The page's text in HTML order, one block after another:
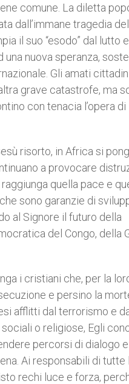
comune. La diletta
dall’immane tragedia del
il suo “esodo” dal lutto
una nuova speranza,
Gli amati
grave catastrofe, ma
con tenacia l’opera di
risorto, in Africa si
a provocare
quella pace e
sono garanzie di
al Signore il futuro della
del Congo, della
i cristiani che, per la
e persino la
afflitti dal terrorismo e
o religiose, Egli
percorsi di dialogo
Ai responsabili di tutte
rechi luce e forza,